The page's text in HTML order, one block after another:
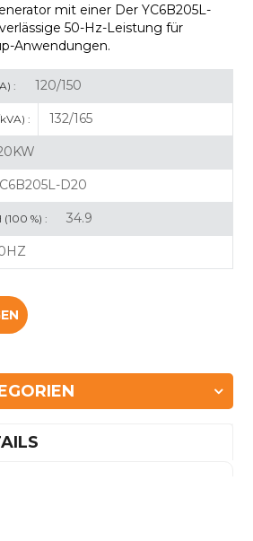
mit einer Der YC6B205L-
50-Hz-Leistung für
Anwendungen.
: 120/150
: 132/165
D20
%) : 34.9